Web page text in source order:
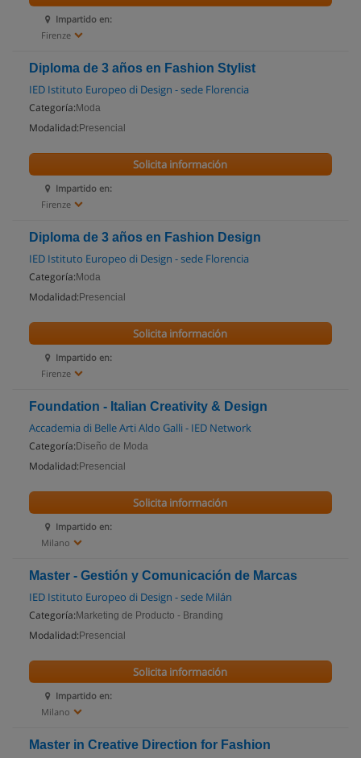
Impartido en:
Firenze
Diploma de 3 años en Fashion Stylist
IED Istituto Europeo di Design - sede Florencia
Categoría: Moda
Modalidad: Presencial
Impartido en:
Firenze
Solicita información
Diploma de 3 años en Fashion Design
IED Istituto Europeo di Design - sede Florencia
Categoría: Moda
Modalidad: Presencial
Impartido en:
Firenze
Solicita información
Foundation - Italian Creativity & Design
Accademia di Belle Arti Aldo Galli - IED Network
Categoría: Diseño de Moda
Modalidad: Presencial
Impartido en:
Milano
Solicita información
Master - Gestión y Comunicación de Marcas
IED Istituto Europeo di Design - sede Milán
Categoría: Marketing de Producto - Branding
Modalidad: Presencial
Impartido en:
Milano
Solicita información
Master in Creative Direction for Fashion